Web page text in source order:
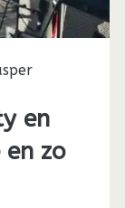
en
zo